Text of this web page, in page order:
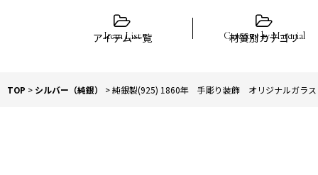
アイテム一覧 材質別カテゴリ
TOP > シルバー（純銀） >純銀製(925) 1860年 手彫り装飾 オリジナルガラ